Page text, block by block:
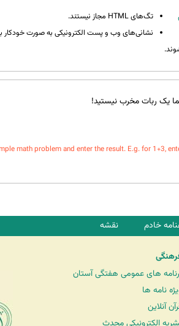
تگ‌های HTML مجاز نیستند.
نشانی‌های وب و پست الکترونیکی به صورت خودکار
یک ربات مخرب نیستید!
math problem and enter the result. E.g. for 1+3,
خادم نقشه
های عمومی هفتگی آستان
نامه ها
آنلاین
الکترونیکی محدث